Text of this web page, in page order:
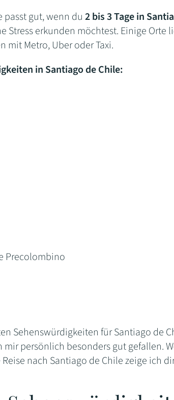
passt gut, wenn du 2 bis 3 Tage in
Stress erkunden möchtest. Einige Orte
mit Metro, Uber oder Taxi.
in Santiago de Chile:
Precolombino
Sehenswürdigkeiten für Santiago de
persönlich besonders gut gefallen.
nach Santiago de Chile zeige ich